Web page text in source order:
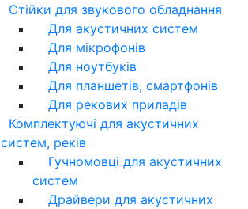
Стійки для звукового обладнання
Для акустичних систем
Для мікрофонів
Для ноутбуків
Для планшетів, смартфонів
Для рекових приладів
Комплектуючі для акустичних
систем, реків
Гучномовці для акустичних
систем
Драйвери для акустичних